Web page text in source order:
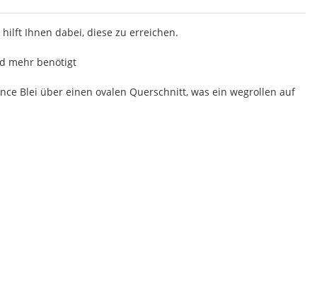
Ihnen dabei, diese zu erreichen.
mehr benötigt
Blei über einen ovalen Querschnitt, was ein wegrollen auf